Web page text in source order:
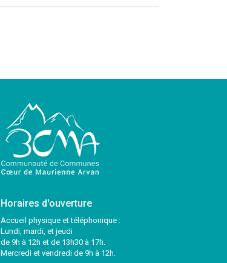
Horaires d'ouverture
Accueil physique et téléphonique :
Lundi, mardi, et jeudi
de 9h à 12h et de 13h30 à 17h.
Mercredi et vendredi de 9h à 12h.